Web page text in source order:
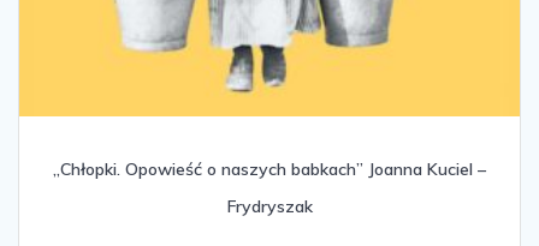
„Chłopki. Opowieść o naszych babkach” Joanna Kuciel –
Frydryszak